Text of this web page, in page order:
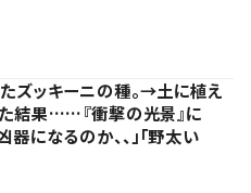
ズッキーニの種。→土に植え
結果……『衝撃の光景』に
器になるのか、、」「野太い